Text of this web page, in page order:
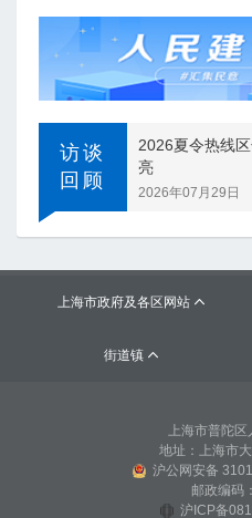
访谈
回顾
2026夏令热线
亮
2026年07月29日
上海市政府及各区网站 
街道镇 
上海市普陀
地址：上海市
沪公网安备
邮政编码
沪ICP备